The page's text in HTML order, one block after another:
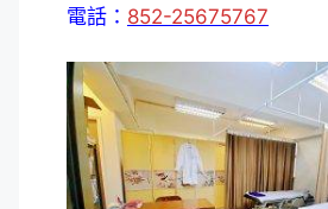
電話： 852-25675767